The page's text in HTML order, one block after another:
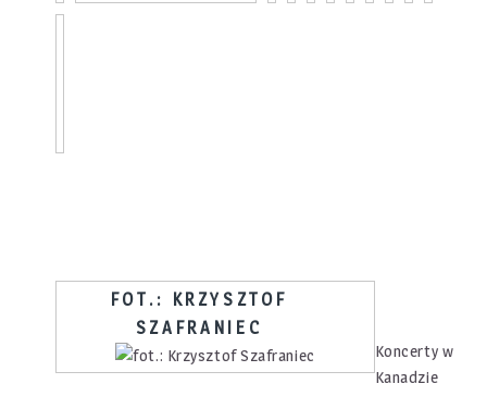
FOT.: KRZYSZTOF
SZAFRANIEC
Koncerty w
Kanadzie